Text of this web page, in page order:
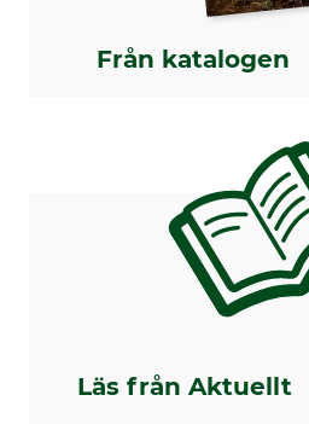
Solid stålskena med
GB
Från katalogen
Läs från Aktuellt